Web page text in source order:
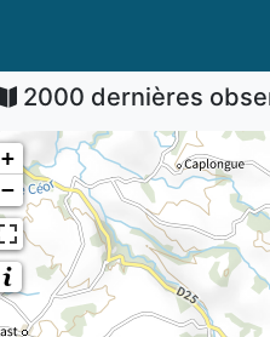
2000 dernières
+
−